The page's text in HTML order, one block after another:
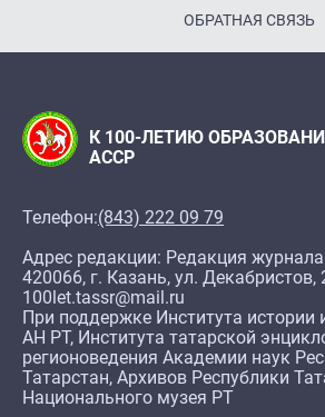
ОБРАТНАЯ СВЯЗЬ
К 100-ЛЕТИЮ
АССР
Телефон:(843) 222 09 79
Адрес редакции: Редакция журнала
420066, г. Казань, ул. Декабристов,
100let.tassr@mail.ru
При поддержке Института
АН РТ, Института татарской
регионоведения Академии наук
Татарстан, Архивов Республики
Национального музея РТ